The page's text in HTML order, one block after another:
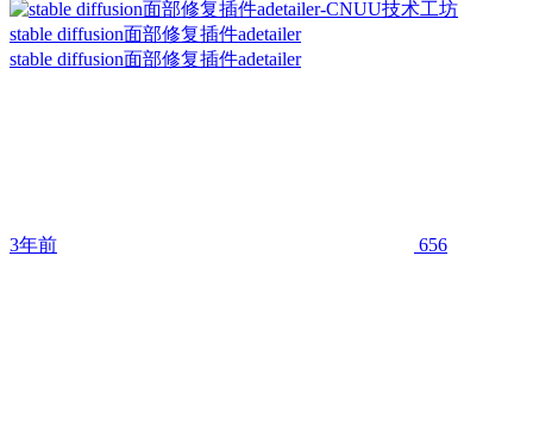
stable diffusion面部修复插件adetailer
stable diffusion面部修复插件adetailer
3年前 656